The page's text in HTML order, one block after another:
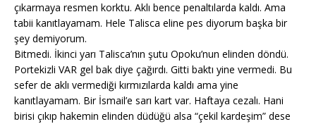
çıkarmaya resmen korktu. Aklı bence penaltılarda kaldı. Ama
tabii kanıtlayamam. Hele Talisca eline pes diyorum başka bir
şey demiyorum.
Bitmedi. İkinci yarı Talisca’nın şutu Opoku’nun elinden döndü.
Portekizli VAR gel bak diye çağırdı. Gitti baktı yine vermedi. Bu
sefer de aklı vermediği kırmızılarda kaldı ama yine
kanıtlayamam. Bir İsmail’e sarı kart var. Haftaya cezalı. Hani
birisi çıkıp hakemin elinden düdüğü alsa “çekil kardeşim” dese